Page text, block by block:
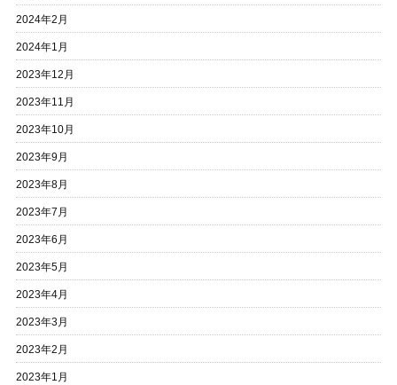
2024年2月
2024年1月
2023年12月
2023年11月
2023年10月
2023年9月
2023年8月
2023年7月
2023年6月
2023年5月
2023年4月
2023年3月
2023年2月
2023年1月